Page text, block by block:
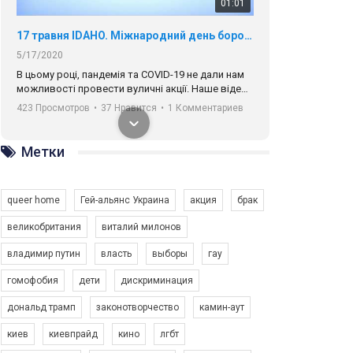
01:01
17 травня IDAHO. Міжнародний день боротьби з гомофобією трансфобією і біфобія.
5/17/2020
В цьому році, пандемія та COVІD-19 не дали нам
можливості провести вуличні акції. Наше відео-
звернення про те, що навіть коли ми у різних
містах та не можемо зустрінеться, ми разом. Ми
закликаємо всіх хто поділяє цінності рівності та
солідарності, приєднатися до нас. Регіональні
підрозділи ГАУ є в 16 областях України.
423 Просмотров • 37 Нравится • 1 Комментариев
Зупинимо насильство проти ЛГБТ в Україні! Stop violence against LGBT in Ukraine!
Емоційний та вражаючий промо-ролік на
Метки
queer home Гей-альянс Украина акция брак
великобритания виталий милонов
владимир путин власть выборы гау
гомофобия дети дискриминация
дональд трамп законотворчество камин-аут
киев киевпрайд кино лгбт